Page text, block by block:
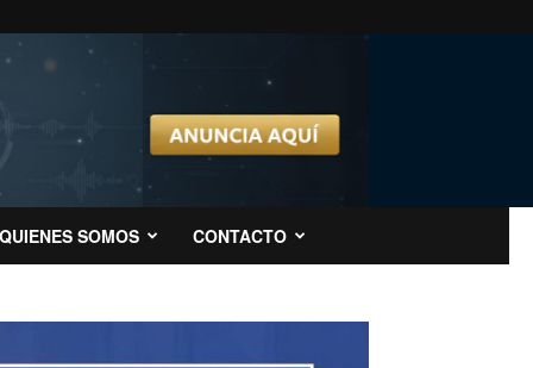
QUIENES SOMOS CONTACTO